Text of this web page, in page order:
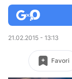
21.02.2015 - 13:13
Favori